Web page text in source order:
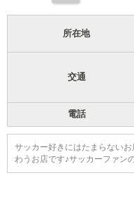
所在地
交通
電話
サッカー好きにはたまらない
わうお店です♪サッカーファン